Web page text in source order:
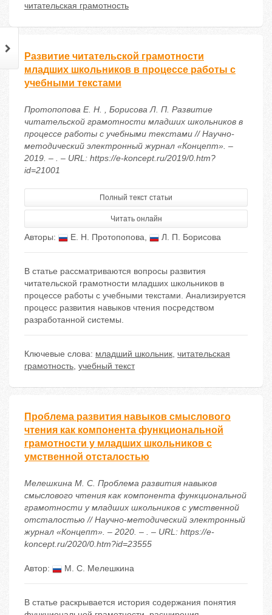
читательская грамотность
Развитие читательской грамотности
младших школьников в процессе работы с
учебными текстами
Протопопова Е. Н. , Борисова Л. П. Развитие
читательской грамотности младших школьников в
процессе работы с учебными текстами // Научно-
методический электронный журнал «Концепт». –
2019. – . – URL: https://e-koncept.ru/2019/0.htm?
id=21001
Полный текст статьи
Читать онлайн
Авторы: Е. Н. Протопопова, Л. П. Борисова
В статье рассматриваются вопросы развития
читательской грамотности младших школьников в
процессе работы с учебными текстами. Анализируется
процесс развития навыков чтения посредством
разработанной системы.
Ключевые слова: младший школьник, читательская
грамотность, учебный текст
Проблема развития навыков смыслового
чтения как компонента функциональной
грамотности у младших школьников с
умственной отсталостью
Мелешкина М. С. Проблема развития навыков
смыслового чтения как компонента функциональной
грамотности у младших школьников с умственной
отсталостью // Научно-методический электронный
журнал «Концепт». – 2020. – . – URL: https://e-
koncept.ru/2020/0.htm?id=23555
Автор: М. С. Мелешкина
В статье раскрывается история содержания понятия